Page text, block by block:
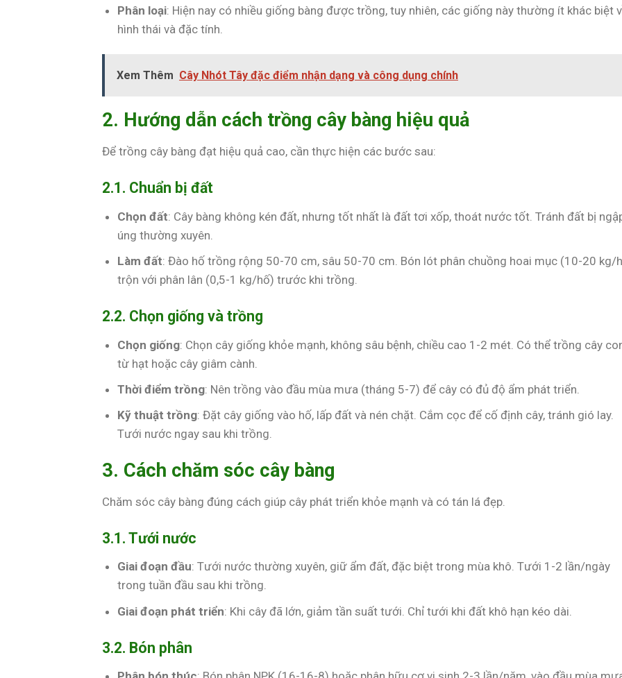
Phân loại: Hiện nay có nhiều giống bàng được trồng, tuy nhiên, các giống này thường ít khác biệt
hình thái và đặc tính.
Xem Thêm Cây Nhót Tây đặc điểm nhận dạng và công dụng chính
2. Hướng dẫn cách trồng cây bàng hiệu quả
Để trồng cây bàng đạt hiệu quả cao, cần thực hiện các bước sau:
2.1. Chuẩn bị đất
Chọn đất: Cây bàng không kén đất, nhưng tốt nhất là đất tơi xốp, thoát nước tốt. Tránh đất bị
úng thường xuyên.
Làm đất: Đào hố trồng rộng 50-70 cm, sâu 50-70 cm. Bón lót phân chuồng hoai mục (10-20 kg/
trộn với phân lân (0,5-1 kg/hố) trước khi trồng.
2.2. Chọn giống và trồng
Chọn giống: Chọn cây giống khỏe mạnh, không sâu bệnh, chiều cao 1-2 mét. Có thể trồng cây
từ hạt hoặc cây giâm cành.
Thời điểm trồng: Nên trồng vào đầu mùa mưa (tháng 5-7) để cây có đủ độ ẩm phát triển.
Kỹ thuật trồng: Đặt cây giống vào hố, lấp đất và nén chặt. Cắm cọc để cố định cây, tránh gió lay.
Tưới nước ngay sau khi trồng.
3. Cách chăm sóc cây bàng
Chăm sóc cây bàng đúng cách giúp cây phát triển khỏe mạnh và có tán lá đẹp.
3.1. Tưới nước
Giai đoạn đầu: Tưới nước thường xuyên, giữ ẩm đất, đặc biệt trong mùa khô. Tưới 1-2 lần/ngày
trong tuần đầu sau khi trồng.
Giai đoạn phát triển: Khi cây đã lớn, giảm tần suất tưới. Chỉ tưới khi đất khô hạn kéo dài.
3.2. Bón phân